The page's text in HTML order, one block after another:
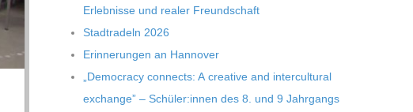
Erleb­nisse und rea­ler Freundschaft
Stadt­ra­deln 2026
Erin­ne­run­gen an Hannover
„Demo­cracy con­nects: A crea­tive and inter­cul­tu­ral
exch­ange” – Schüler:innen des 8. und 9 Jahr­gangs